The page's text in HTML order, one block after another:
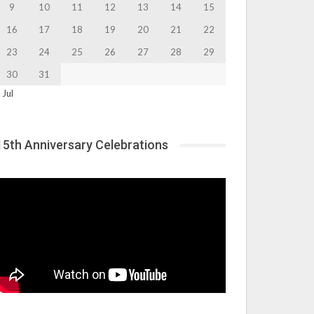
9 10 11 12 13 14
15
16
17 18 19 20 21
22
23
24 25 26 27 28
29
30
31
Jul
Anniversary Celebrations